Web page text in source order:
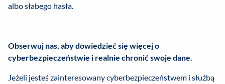
albo słabego hasła.
Obserwuj nas, aby dowiedzieć się więcej o
cyberbezpieczeństwie i realnie chronić swoje dane.
Jeżeli jesteś zainteresowany cyberbezpieczeństwem i służbą